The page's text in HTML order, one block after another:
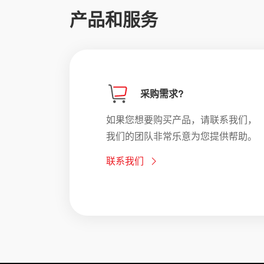
产品和服务
采购需求?
如果您想要购买产品，请联系我们，
我们的团队非常乐意为您提供帮助。
联系我们